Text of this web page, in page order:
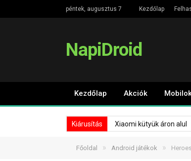
péntek, augusztus 7 Kezdőlap
NapiDroid
Kezdőlap Akciók
Kiárusítás Xiaomi kütyük áron alul
Főoldal » Android játékok »